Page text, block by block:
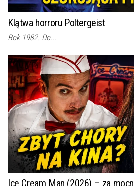
Klątwa horroru Poltergeist
Rok 1982. Do...